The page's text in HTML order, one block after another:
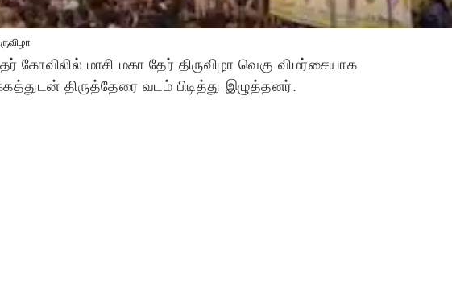
மாசி மகா தேர் திருவிழா வெகு விமர்சையாக
திருத்தேரை வடம் பிடித்து இழுத்தனர்.